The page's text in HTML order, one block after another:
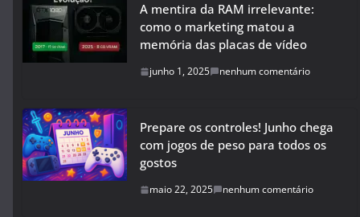
A mentira da RAM irrelevante:
como o marketing matou a
memória das placas de vídeo
junho 1, 2025 nenhum comentário
Prepare os controles! Junho chega
com jogos de peso para todos os
gostos
maio 22, 2025 nenhum comentário